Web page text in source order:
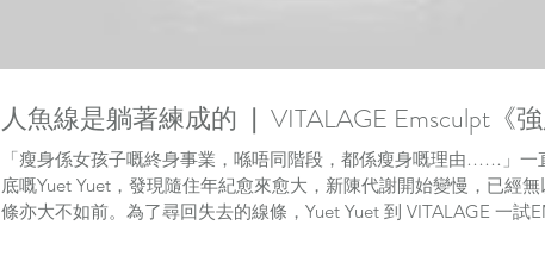
人魚線是躺著練成的 ❘ VITALAGE Emsculpt《強
「瘦身係女孩子嘅終身事業，喺唔同階段，都係瘦身嘅理由……」一
底嘅Yuet Yuet，發現隨住年紀愈來愈大，新陳代謝開始變慢，已經無
條亦大不如前。為了尋回失去的線條，Yuet Yuet 到 VITALAGE 一試